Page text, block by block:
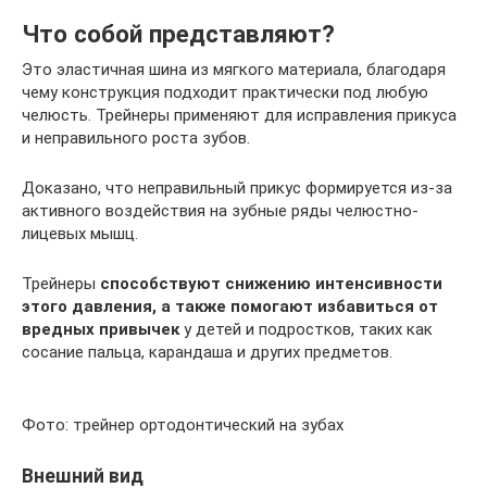
Что собой представляют?
Это эластичная шина из мягкого материала, благодаря
чему конструкция подходит практически под любую
челюсть. Трейнеры применяют для исправления прикуса
и неправильного роста зубов.
Доказано, что неправильный прикус формируется из-за
активного воздействия на зубные ряды челюстно-
лицевых мышц.
Трейнеры способствуют снижению интенсивности
этого давления, а также помогают избавиться от
вредных привычеку детей и подростков, таких как
сосание пальца, карандаша и других предметов.
Фото: трейнер ортодонтический на зубах
Внешний вид